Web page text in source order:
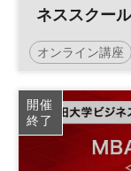
ネススクール
オンライン講座
早稲田大学ビジ
MBA
開催
終了